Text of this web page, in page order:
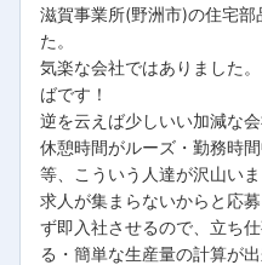
滋賀事業所(野洲市)の住宅
た。
気楽な会社ではありました
ばです！
逆を云えば少しいい加減な会
休憩時間がルーズ・勤務時
等、こういう人達が沢山いま
求人が集まらないからと応
ず即入社させるので、立ち
る・簡単な生産量の計算が